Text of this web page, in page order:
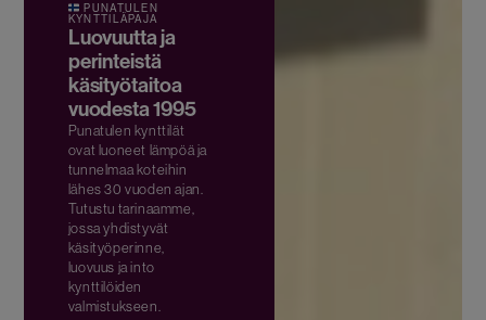
PUNATULEN
KYNTTILÄPAJA
Luovuutta ja
perinteistä
käsityötaitoa
vuodesta 1995
Punatulen kynttilät
ovat luoneet lämpöä ja
tunnelmaa koteihin
lähes 30 vuoden ajan.
Tutustu tarinaamme,
jossa yhdistyvät
käsityöperinne,
luovuus ja into
kynttilöiden
valmistukseen.